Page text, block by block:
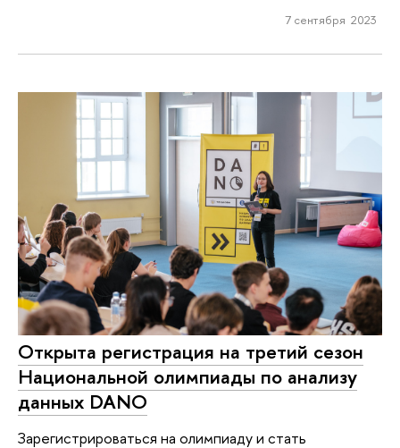
7 сентября 2023
Открыта регистрация на третий сезон
Национальной олимпиады по анализу
данных DANO
Зарегистрироваться на олимпиаду и стать